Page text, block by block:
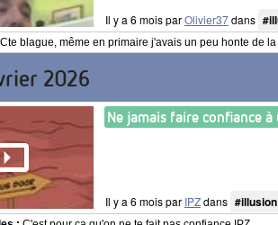
Il y a 6 mois parOlivier37dans
Cte blague, même en primaire j'avais un peu honte de
2026
Ne jamais faire confiance
Il y a 6 mois par IPZdans #illusion